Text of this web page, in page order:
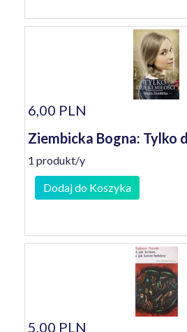
6,00 PLN
Ziembicka Bogna: Tylko
1 produkt/y
Dodaj do Koszyka
5,00 PLN